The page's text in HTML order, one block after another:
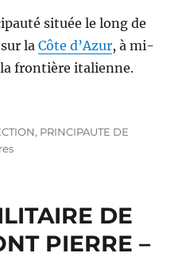
située le long de
sur laCôte d’Azur, à mi-
frontière italienne.
, PRINCIPAUTE DE
sur
DE
PIERRE –